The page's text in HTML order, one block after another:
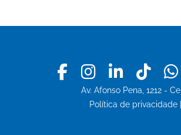
Facebook
Instagram
Av. Afonso Pena, 1212 -
Política de privacidade